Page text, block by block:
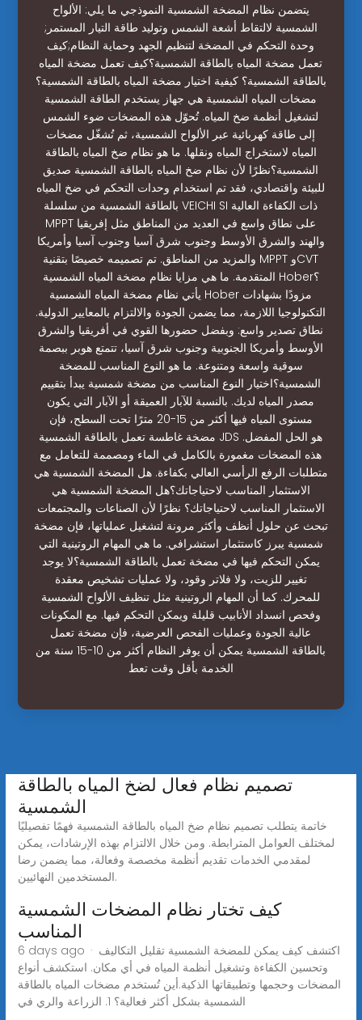
يتضمن نظام المضخة الشمسية النموذجي ما يلي: الألواح
الشمسية لالتقاط أشعة الشمس وتوليد طاقة التيار المستمر;
وحدة التحكم في المضخة لتنظيم الجهد وحماية النظام;كيف
تعمل مضخة المياه بالطاقة الشمسية؟كيف تعمل مضخة المياه
بالطاقة الشمسية؟ كيفية اختيار مضخة المياه بالطاقة الشمسية؟
مضخات المياه الشمسية هي جهاز يستخدم الطاقة الشمسية
لتشغيل أنظمة ضخ المياه. تُحوّل هذه المضخات ضوء الشمس
إلى طاقة كهربائية عبر الألواح الشمسية، ثم تُشغّل مضخات
المياه لاستخراج المياه ونقلها. ما هو نظام ضخ المياه بالطاقة
الشمسية؟نظرًا لأن نظام ضخ المياه بالطاقة الشمسية صديق
للبيئة واقتصادي، فقد تم استخدام وحدات التحكم في ضخ المياه
بالطاقة الشمسية من سلسلة VEICHI SI ذات الكفاءة العالية
MPPT على نطاق واسع في العديد من المناطق مثل إفريقيا
والهند والشرق الأوسط وجنوب شرق آسيا وجنوب آسيا وأمريكا
والمزيد من المناطق. تم تصميمه خصيصًا بتقنية MPPT وCVT
المتقدمة. ما هي مزايا نظام مضخة المياه الشمسية Hober؟
يأتي نظام مضخة المياه الشمسية Hober مزودًا بشهادات
التكنولوجيا اللازمة، مما يضمن الجودة والالتزام بالمعايير الدولية.
نطاق تصدير واسع: وبفضل حضورها القوي في أفريقيا والشرق
الأوسط وأمريكا الجنوبية وجنوب شرق آسيا، تتمتع هوبر ببصمة
سوقية واسعة ومتنوعة. ما هو النوع المناسب للمضخة
الشمسية؟اختيار النوع المناسب من مضخة شمسية يبدأ بتقييم
مصدر المياه لديك. بالنسبة للآبار العميقة أو الآبار التي يكون
مستوى المياه فيها أكثر من 15-20 مترًا تحت السطح، فإن
مضخة غاطسة تعمل بالطاقة الشمسية JDS هو الحل المفضل.
هذه المضخات مغمورة بالكامل في الماء ومصممة للتعامل مع
متطلبات الرفع الرأسي العالي بكفاءة. هل المضخة الشمسية هي
الاستثمار المناسب لاحتياجاتك؟هل المضخة الشمسية هي
الاستثمار المناسب لاحتياجاتك؟ نظرًا لأن الصناعات والمجتمعات
تبحث عن حلول أنظف وأكثر مرونة لتشغيل عملياتها، فإن مضخة
شمسية يبرز كاستثمار استشرافي. ما هي المهام الروتينية التي
يمكن التحكم فيها في مضخة تعمل بالطاقة الشمسية؟لا يوجد
تغيير للزيت، ولا فلاتر وقود، ولا عمليات تشخيص معقدة
للمحرك. كما أن المهام الروتينية مثل تنظيف الألواح الشمسية
وفحص انسداد الأنابيب قليلة ويمكن التحكم فيها. مع المكونات
عالية الجودة وعمليات الفحص العرضية، فإن مضخة تعمل
بالطاقة الشمسية يمكن أن يوفر النظام أكثر من 10-15 سنة من
الخدمة بأقل وقت تعط
تصميم نظام فعال لضخ المياه بالطاقة
الشمسية
خاتمة يتطلب تصميم نظام ضخ المياه بالطاقة الشمسية فهمًا تفصيليًا
لمختلف العوامل المترابطة. ومن خلال الالتزام بهذه الإرشادات، يمكن
لمقدمي الخدمات تقديم أنظمة مخصصة وفعالة، مما يضمن رضا
المستخدمين النهائيين.
كيف تختار نظام المضخات الشمسية
المناسب
6 days ago · اكتشف كيف يمكن للمضخة الشمسية تقليل التكاليف
وتحسين الكفاءة وتشغيل أنظمة المياه في أي مكان. استكشف أنواع
المضخات وحجمها وتطبيقاتها الذكية.أين تُستخدم مضخات المياه بالطاقة
الشمسية بشكل أكثر فعالية؟ 1. الزراعة والري في